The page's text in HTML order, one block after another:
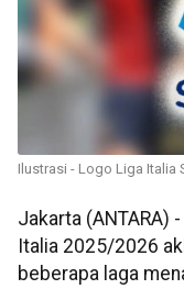
Ilustrasi - Logo Liga Italia
Jakarta (ANTARA)
Italia 2025/2026
beberapa laga